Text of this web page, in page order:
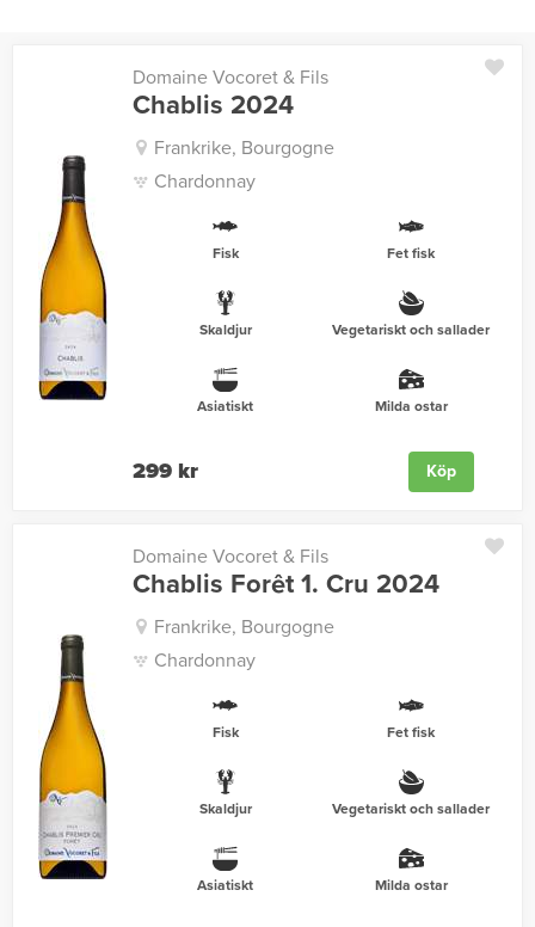
Domaine Vocoret & Fils
Chablis 2024
Frankrike, Bourgogne
Chardonnay
Fisk Fet fisk
Skaldjur Vegetariskt och sallader
Asiatiskt Milda ostar
299 kr Köp
Domaine Vocoret & Fils
Chablis Forêt 1. Cru 2024
Frankrike, Bourgogne
Chardonnay
Fisk Fet fisk
Skaldjur Vegetariskt och sallader
Asiatiskt Milda ostar